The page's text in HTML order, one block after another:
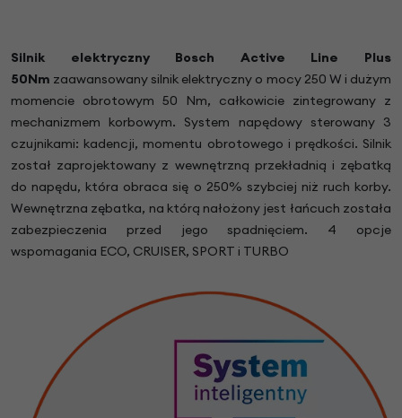
Silnik elektryczny Bosch Active Line Plus
50Nm zaawansowany silnik elektryczny o mocy 250 W i dużym
momencie obrotowym 50 Nm, całkowicie zintegrowany z
mechanizmem korbowym. System napędowy sterowany 3
czujnikami: kadencji, momentu obrotowego i prędkości. Silnik
został zaprojektowany z wewnętrzną przekładnią i zębatką
do napędu, która obraca się o 250% szybciej niż ruch korby.
Wewnętrzna zębatka, na którą nałożony jest łańcuch została
zabezpieczenia przed jego spadnięciem. 4 opcje
wspomagania ECO, CRUISER, SPORT i TURBO